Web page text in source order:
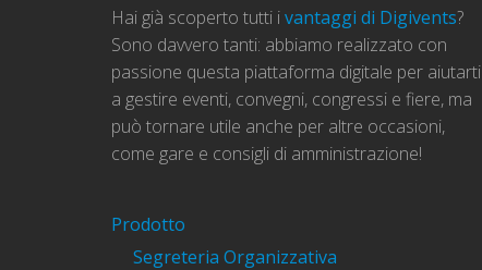
Hai già scoperto tutti ivantaggi di Digivents?
Sono davvero tanti: abbiamo realizzato con
passione questa piattaforma digitale per aiutarti
a gestire eventi, convegni, congressi e fiere, ma
può tornare utile anche per altre occasioni,
come gare e consigli di amministrazione!
Prodotto
Segreteria Organizzativa